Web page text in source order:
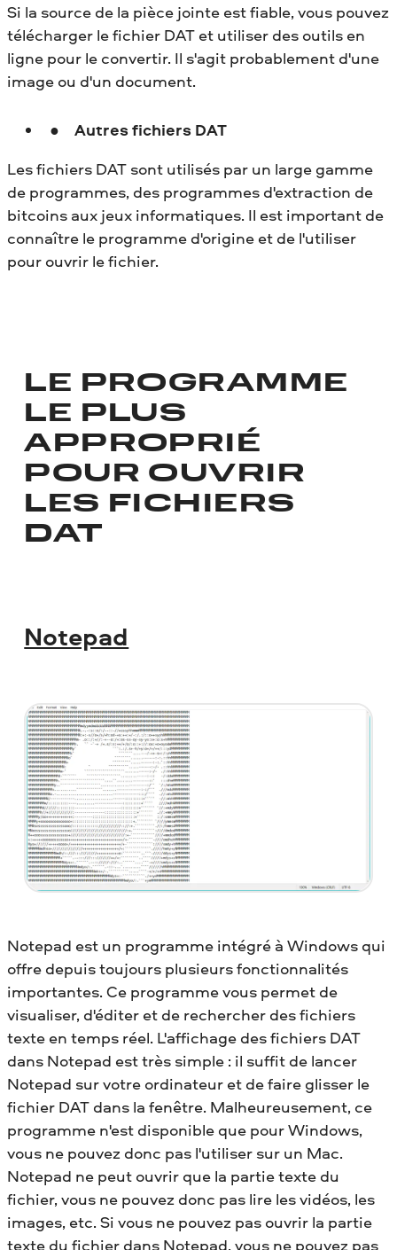
Si la source de la pièce jointe est fiable, vous pouvez
télécharger le fichier DAT et utiliser des outils en
ligne pour le convertir. Il s'agit probablement d'une
image ou d'un document.
Autres fichiers DAT
Les fichiers DAT sont utilisés par un large gamme
de programmes, des programmes d'extraction de
bitcoins aux jeux informatiques. Il est important de
connaître le programme d'origine et de l'utiliser
pour ouvrir le fichier.
LE PROGRAMME
LE PLUS
APPROPRIÉ
POUR OUVRIR
LES FICHIERS
DAT
Notepad
Notepad est un programme intégré à Windows qui
offre depuis toujours plusieurs fonctionnalités
importantes. Ce programme vous permet de
visualiser, d'éditer et de rechercher des fichiers
texte en temps réel. L'affichage des fichiers DAT
dans Notepad est très simple : il suffit de lancer
Notepad sur votre ordinateur et de faire glisser le
fichier DAT dans la fenêtre. Malheureusement, ce
programme n'est disponible que pour Windows,
vous ne pouvez donc pas l'utiliser sur un Mac.
Notepad ne peut ouvrir que la partie texte du
fichier, vous ne pouvez donc pas lire les vidéos, les
images, etc. Si vous ne pouvez pas ouvrir la partie
texte du fichier dans Notepad, vous ne pouvez pas